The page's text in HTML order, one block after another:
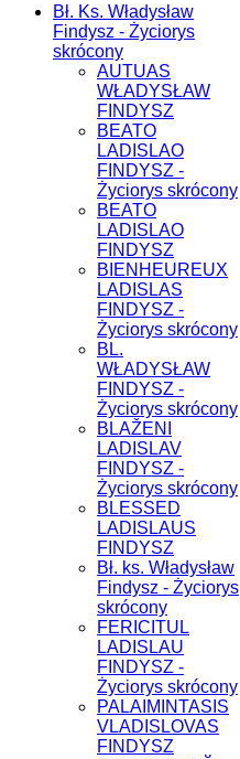
Bł. Ks. Władysław
Findysz - Życiorys
skrócony
AUTUAS
WŁADYSŁAW
FINDYSZ
BEATO
LADISLAO
FINDYSZ -
Życiorys skrócony
BEATO
LADISLAO
FINDYSZ
BIENHEUREUX
LADISLAS
FINDYSZ -
Życiorys skrócony
BL.
WŁADYSŁAW
FINDYSZ -
Życiorys skrócony
BLAŽENI
LADISLAV
FINDYSZ -
Życiorys skrócony
BLESSED
LADISLAUS
FINDYSZ
Bł. ks. Władysław
Findysz - Życiorys
skrócony
FERICITUL
LADISLAU
FINDYSZ -
Życiorys skrócony
PALAIMINTASIS
VLADISLOVAS
FINDYSZ